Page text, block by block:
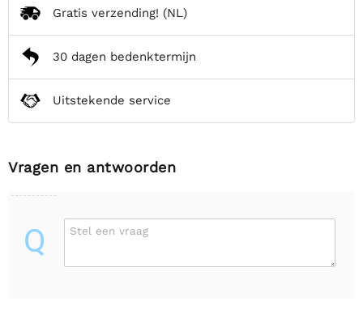
Gratis verzending! (NL)
30 dagen bedenktermijn
Uitstekende service
Vragen en antwoorden
Q Stel een vraag